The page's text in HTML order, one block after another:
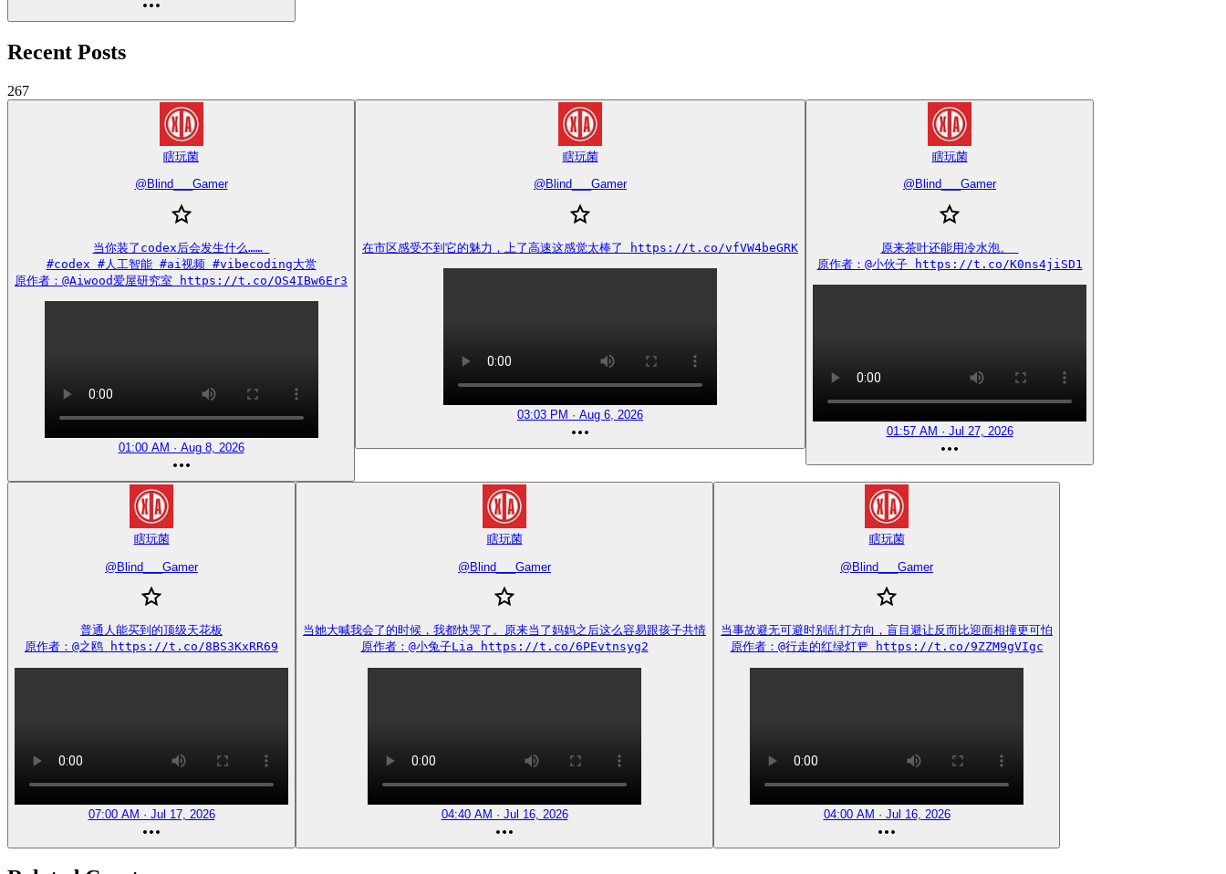
Recent Posts
267
瞎玩菌
@ Blind___Gamer
当你装了codex后会发生什么……
#codex #人工智能 #ai视频 #vibecoding大赏
原作者：@Aiwood爱屋研究室 https://t.co/OS4IBw6Er3
01:00 AM · Aug 8, 2026
瞎玩菌
@ Blind___Gamer
在市区感受不到它的魅力，上了高速这感觉太棒了 https://t.co/vfVW4beGRK
03:03 PM · Aug 6, 2026
瞎玩菌
@ Blind___Gamer
原来茶叶还能用冷水泡。
原作者：@小伙子 https://t.co/K0ns4jiSD1
01:57 AM · Jul 27, 2026
瞎玩菌
@Blind___Gamer
普通人能买到的顶级天花板
原作者：@之鸥 https://t.co/8BS3KxRR69
07:00 AM · Jul 17, 2026
瞎玩菌
@Blind___Gamer
当她大喊我会了的时候，我都快哭了。原来当了妈妈之后这么容易跟孩子共情
原作者：@小兔子Lia https://t.co/6PEvtnsyg2
04:40 AM · Jul 16, 2026
瞎玩菌
@Blind___Gamer
当事故避无可避时别乱打方向，盲目避让反而比迎面相撞更可怕
原作者：@行走的红绿灯🚥 https://t.co/9ZZM9gVIgc
04:00 AM · Jul 16, 2026